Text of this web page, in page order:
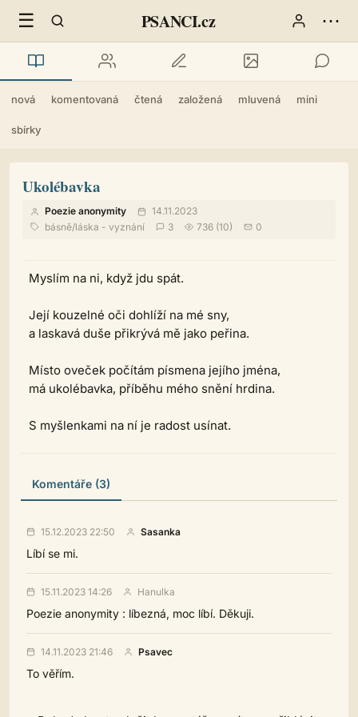
☰ PSANCI.cz ⋯
nová komentovaná čtená založená mluvená mini
sbírky
Ukolébavka
Poezie anonymity
14.11.2023
básně/láska - vyznání 3 736 (10) 0
Myslím na ni, když jdu spát.
Její kouzelné oči dohlíží na mé sny,
a laskavá duše přikrývá mě jako peřina.
Místo oveček počítám písmena jejího jména,
má ukolébavka, příběhu mého snění hrdina.
S myšlenkami na ní je radost usínat.
Komentáře (3)
15.12.2023 22:50 Sasanka
Líbí se mi.
15.11.2023 14:26 Hanulka
Poezie anonymity : líbezná, moc líbí. Děkuji.
14.11.2023 21:46 Psavec
To věřím.